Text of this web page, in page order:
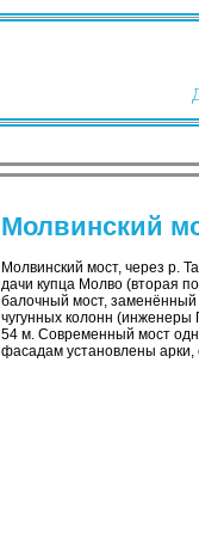
Молвинский
Молвинский мост, через р.
дачи купца Молво (вторая
балочный мост,
чугунных колонн
54 м. Современный мост
фасадам установлены